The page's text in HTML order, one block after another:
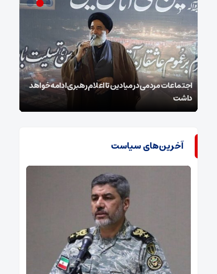
اجتماعات مردمی در میادین تا اعلام رهبری ادامه خواهد
داشت
آخرین‌های سیاست